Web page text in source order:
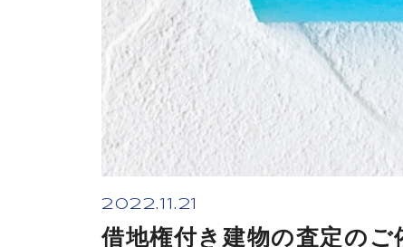
2022.11.21
借地権付き建物の査定の